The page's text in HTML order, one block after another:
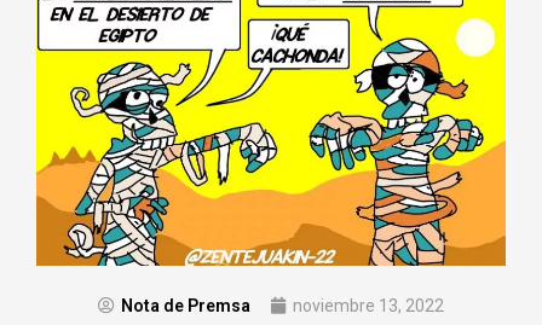
Nota de Premsa noviembre 13, 2022